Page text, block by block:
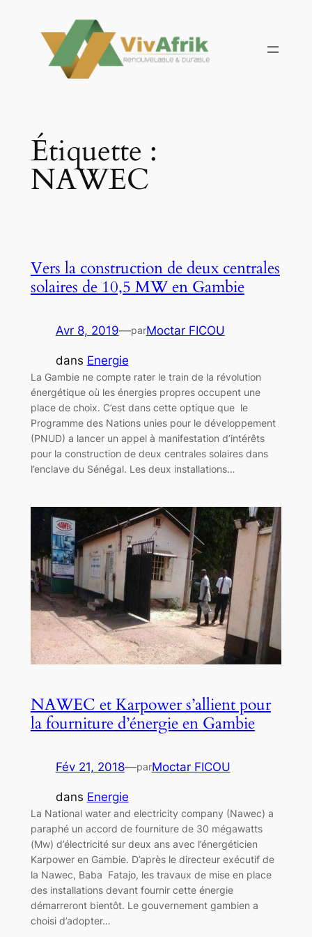
contenu
Étiquette :
NAWEC
Vers la construction de deux centrales
solaires de 10,5 MW en Gambie
Avr 8, 2019—parMoctar FICOU
dans Energie
La Gambie ne compte rater le train de la révolution
énergétique où les énergies propres occupent une
place de choix. C’est dans cette optique que le
Programme des Nations unies pour le développement
(PNUD) a lancer un appel à manifestation d’intérêts
pour la construction de deux centrales solaires dans
l’enclave du Sénégal. Les deux installations…
NAWEC et Karpower s’allient pour
la fourniture d’énergie en Gambie
Fév 21, 2018—parMoctar FICOU
dans Energie
La National water and electricity company (Nawec) a
paraphé un accord de fourniture de 30 mégawatts
(Mw) d’électricité sur deux ans avec l’énergéticien
Karpower en Gambie. D’après le directeur exécutif de
la Nawec, Baba Fatajo, les travaux de mise en place
des installations devant fournir cette énergie
démarreront bientôt. Le gouvernement gambien a
choisi d’adopter…